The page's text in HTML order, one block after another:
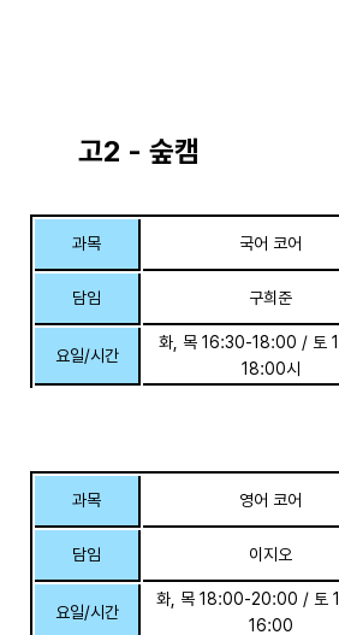
고2 - 숲캠
과목 국어 코어
담임 구희준
요일/시간
화, 목 16:30-18:00 / 토
18:00시
과목 영어 코어
담임 이지오
요일/시간
화, 목 18:00-20:00 / 토
16:00